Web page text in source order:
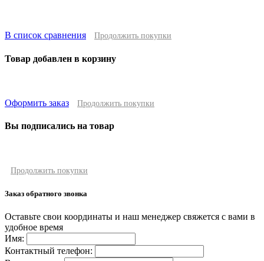
В список сравнения Продолжить покупки
Товар добавлен в корзину
Оформить заказ Продолжить покупки
Вы подписались на товар
Продолжить покупки
Заказ обратного звонка
Оставьте свои координаты и наш менеджер свяжется с вами в
удобное время
Имя:
Контактный телефон: